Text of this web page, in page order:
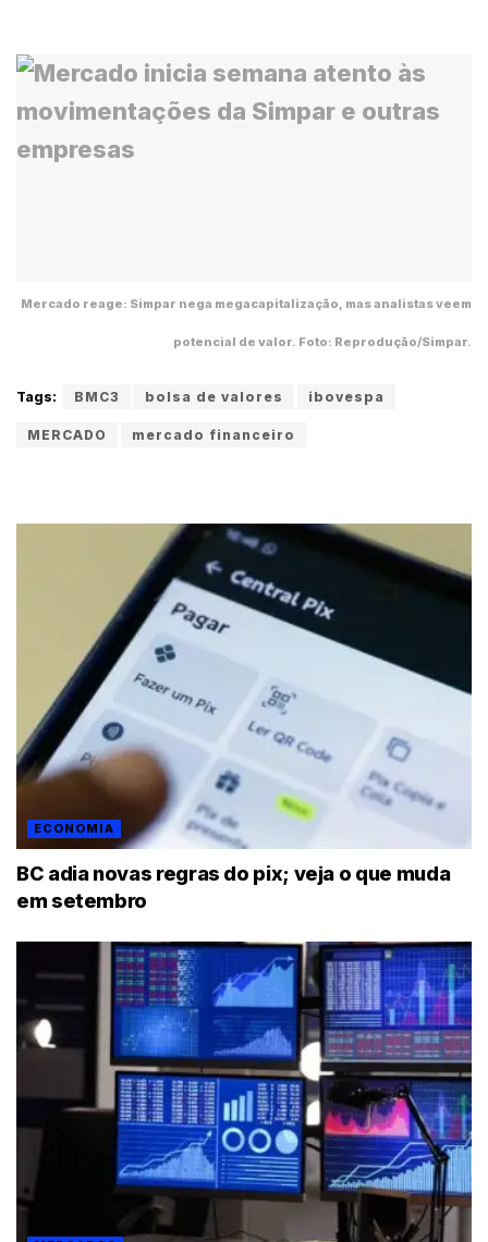
Mercado reage: Simpar nega megacapitalização, mas analistas veem
potencial de valor. Foto: Reprodução/Simpar.
Tags: BMC3 bolsa de valores ibovespa
MERCADO mercado financeiro
ECONOMIA
BC adia novas regras do pix; veja o que muda
em setembro